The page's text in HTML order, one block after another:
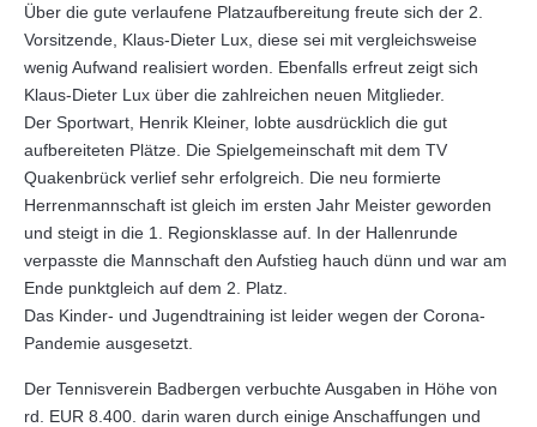
Über die gute verlaufene Platzaufbereitung freute sich der 2.
Vorsitzende, Klaus-Dieter Lux, diese sei mit vergleichsweise
wenig Aufwand realisiert worden. Ebenfalls erfreut zeigt sich
Klaus-Dieter Lux über die zahlreichen neuen Mitglieder.
Der Sportwart, Henrik Kleiner, lobte ausdrücklich die gut
aufbereiteten Plätze. Die Spielgemeinschaft mit dem TV
Quakenbrück verlief sehr erfolgreich. Die neu formierte
Herrenmannschaft ist gleich im ersten Jahr Meister geworden
und steigt in die 1. Regionsklasse auf. In der Hallenrunde
verpasste die Mannschaft den Aufstieg hauch dünn und war am
Ende punktgleich auf dem 2. Platz.
Das Kinder- und Jugendtraining ist leider wegen der Corona-
Pandemie ausgesetzt.
Der Tennisverein Badbergen verbuchte Ausgaben in Höhe von
rd. EUR 8.400. darin waren durch einige Anschaffungen und